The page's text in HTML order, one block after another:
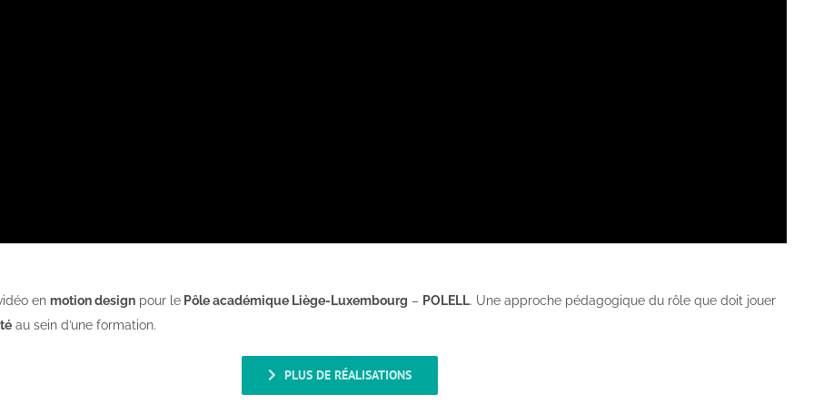
en motion design pour le Pôle académique Liège-Luxembourg – POLELL. Une approche pédagogique du rôle que doit jouer
au sein d’une formation.
PLUS DE RÉALISATIONS